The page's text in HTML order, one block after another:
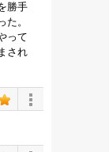
勝手
。
って
され